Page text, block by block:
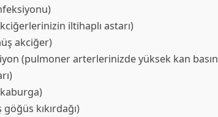
iltihaplı astarı)
akciğer)
(pulmoner arterlerinizde yüksek kan
kaburga)
kıkırdağı)